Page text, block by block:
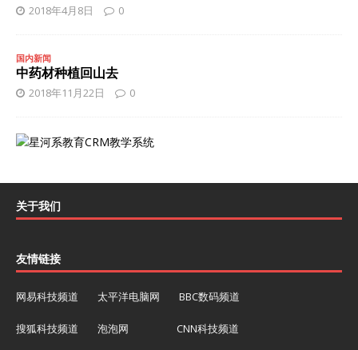
2018年4月8日 0
国内新闻
中药材种植回山去
2018年11月22日 0
关于我们
友情链接
网易科技频道 太平洋电脑网 BBC数码频道
搜狐科技频道 泡泡网 CNN科技频道